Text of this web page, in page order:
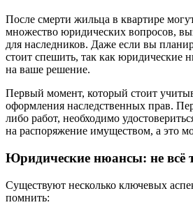
После смерти жильца в квартире
множество юридических вопросов,
для наследников. Даже если вы
стоит спешить, так как юридические
на ваше решение.
Первый момент, который стоит
оформления наследственных прав.
либо работ, необходимо
на распоряжение имуществом, а это
Юридические нюансы: не всё
Существуют несколько ключевых
помнить: